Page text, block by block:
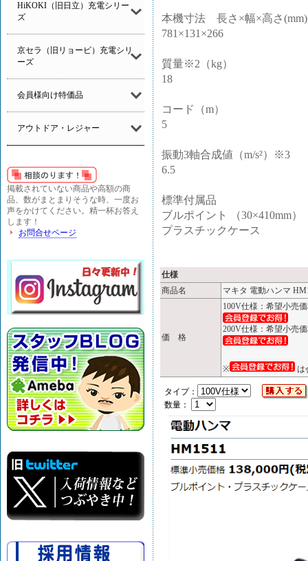
HiKOKI（旧日立）充電シリー
ズ
京セラ（旧リョービ）充電シリ
ーズ
会員様向け特価品
アウトドア・レジャー
掲載されていない商品や高額の商
品、数がまとまりそうな時、一度お
声をかけてください。精一杯お答え
します！
お問合せページ
本機寸法 長さ×幅×高さ(mm)
781×131×266
質量※2（kg）
18
コード（m）
5
振動3軸合成値（m/s²）※3
6.5
標準付属品
ブルポイント （30×410mm）
プラスチックケース
仕様
商品名
マキタ 電動ハンマ
価 格
100V仕様：希望小売
200V仕様：希望小売
※ は
タイプ：
数量：